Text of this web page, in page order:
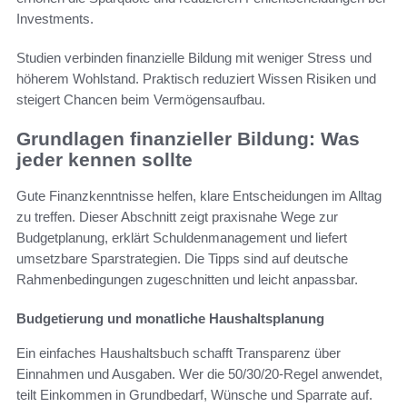
Investments.
Studien verbinden finanzielle Bildung mit weniger Stress und
höherem Wohlstand. Praktisch reduziert Wissen Risiken und
steigert Chancen beim Vermögensaufbau.
Grundlagen finanzieller Bildung: Was
jeder kennen sollte
Gute Finanzkenntnisse helfen, klare Entscheidungen im Alltag
zu treffen. Dieser Abschnitt zeigt praxisnahe Wege zur
Budgetplanung, erklärt Schuldenmanagement und liefert
umsetzbare Sparstrategien. Die Tipps sind auf deutsche
Rahmenbedingungen zugeschnitten und leicht anpassbar.
Budgetierung und monatliche Haushaltsplanung
Ein einfaches Haushaltsbuch schafft Transparenz über
Einnahmen und Ausgaben. Wer die 50/30/20-Regel anwendet,
teilt Einkommen in Grundbedarf, Wünsche und Sparrate auf.